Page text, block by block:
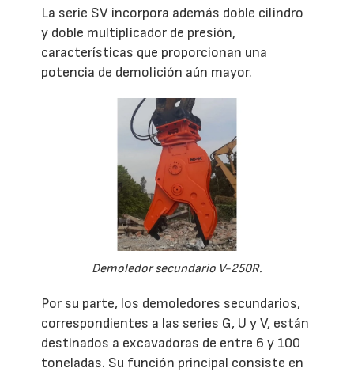
La serie SV incorpora además doble cilindro
y doble multiplicador de presión,
características que proporcionan una
potencia de demolición aún mayor.
Demoledor secundario V-250R.
Por su parte, los demoledores secundarios,
correspondientes a las series G, U y V, están
destinados a excavadoras de entre 6 y 100
toneladas. Su función principal consiste en